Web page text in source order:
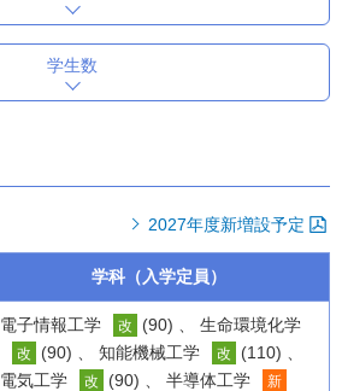
学生数
2027年度新増設予定
学科（入学定員）
電子情報工学 改 (90) 、 生命環境化学
改 (90) 、 知能機械工学 改
(110) 、
電気工学
改 (90) 、 半導体工学 新